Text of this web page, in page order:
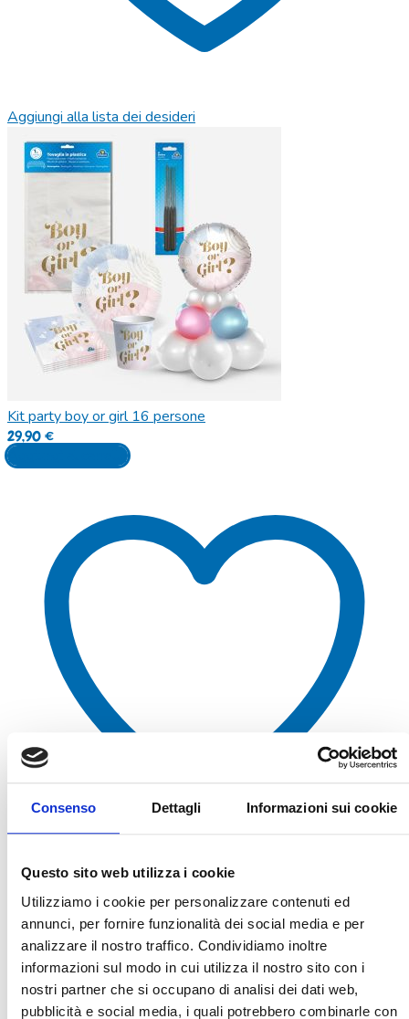
Consenso Dettagli Informazioni sui cookie
Questo sito web utilizza i cookie
Utilizziamo i cookie per personalizzare contenuti ed
annunci, per fornire funzionalità dei social media e per
analizzare il nostro traffico. Condividiamo inoltre
informazioni sul modo in cui utilizza il nostro sito con i
nostri partner che si occupano di analisi dei dati web,
pubblicità e social media, i quali potrebbero combinarle con
Aggiungi alla lista dei desideri
Kit party boy or girl 16 persone
29,90€
Aggiungi al carrello
Aggiungi alla lista dei desideri